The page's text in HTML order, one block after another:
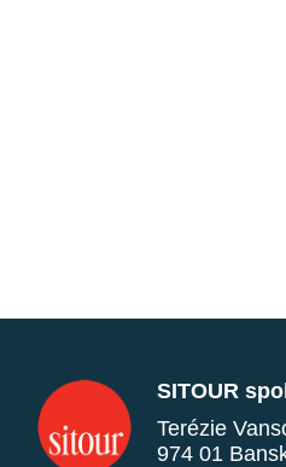
SITOUR
Terézie
974 01